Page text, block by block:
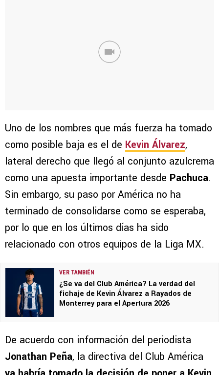
Uno de los nombres que más fuerza ha tomado
como posible baja es el de Kevin Álvarez,
lateral derecho que llegó al conjunto azulcrema
como una apuesta importante desde Pachuca.
Sin embargo, su paso por América no ha
terminado de consolidarse como se esperaba,
por lo que en los últimos días ha sido
relacionado con otros equipos de la Liga MX.
VER TAMBIÉN
¿Se va del Club América? La verdad del
fichaje de Kevin Álvarez a Rayados de
Monterrey para el Apertura 2026
De acuerdo con información del periodista
Jonathan Peña, la directiva del Club América